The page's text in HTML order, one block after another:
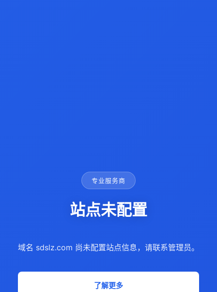
专业服务商
站点未配置
域名 sdslz.com 尚未配置站点信息，请联系管理员。
了解更多